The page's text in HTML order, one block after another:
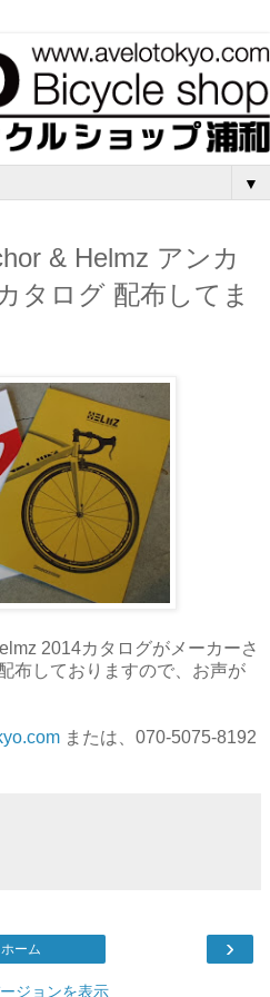
▼
& Helmz アンカ
タログ 配布してま
2014カタログがメーカーさ
布しておりますので、お声が
または、070-5075-8192
›
ホーム
ジョンを表示